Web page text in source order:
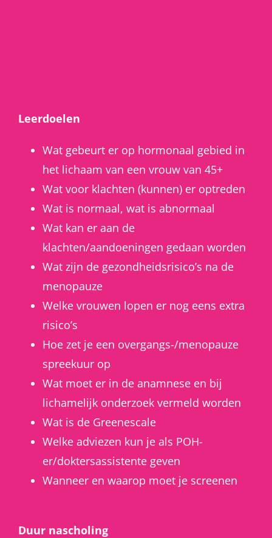
Leerdoelen
Wat gebeurt er op hormonaal gebied in
het lichaam van een vrouw van 45+
Wat voor klachten (kunnen) er optreden
Wat is normaal, wat is abnormaal
Wat kan er aan de
klachten/aandoeningen gedaan worden
Wat zijn de gezondheidsrisico’s na de
menopauze
Welke vrouwen lopen er nog eens extra
risico’s
Hoe zet je een overgangs-/menopauze
spreekuur op
Wat moet er in de anamnese en bij
lichamelijk onderzoek vermeld worden
Wat is de Greenescale
Welke adviezen kun je als POH-
er/doktersassistente geven
Wanneer en waarop moet je screenen
Duur nascholing